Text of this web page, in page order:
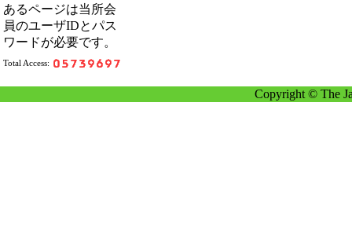
あるページは当所会
員のユーザIDとパス
ワードが必要です。
Total Access:
Copyright © The